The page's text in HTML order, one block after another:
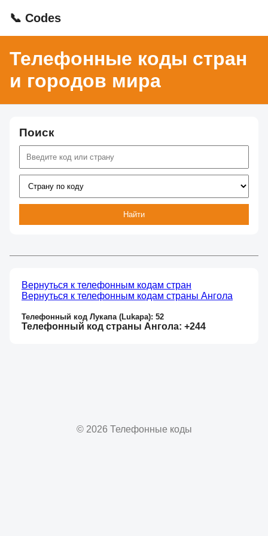
📞 Codes
Телефонные коды стран
и городов мира
Поиск
Найти
Вернуться к телефонным кодам стран
Вернуться к телефонным кодам страны Ангола
Телефонный код Лукапа (Lukapa): 52
Телефонный код страны Ангола: +244
© 2026 Телефонные коды